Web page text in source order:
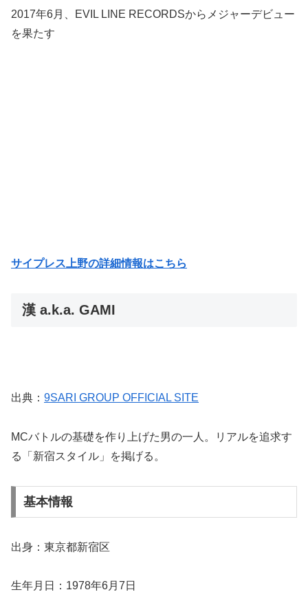
2017年6月、EVIL LINE RECORDSからメジャーデビュー
を果たす
サイプレス上野の詳細情報はこちら
漢 a.k.a. GAMI
出典： 9SARI GROUP OFFICIAL SITE
MCバトルの基礎を作り上げた男の一人。リアルを追求す
る「新宿スタイル」を掲げる。
基本情報
出身：東京都新宿区
生年月日：1978年6月7日